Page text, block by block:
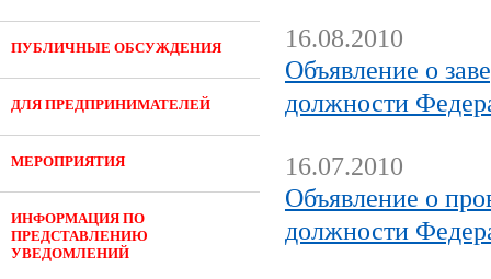
ПУБЛИЧНЫЕ ОБСУЖДЕНИЯ
ДЛЯ ПРЕДПРИНИМАТЕЛЕЙ
МЕРОПРИЯТИЯ
ИНФОРМАЦИЯ ПО
ПРЕДСТАВЛЕНИЮ
УВЕДОМЛЕНИЙ
16.08.2010
Объявление о
должности
16.07.2010
Объявление о
должности